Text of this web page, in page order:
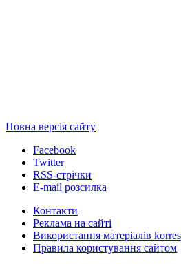
Повна версія сайту
Facebook
Twitter
RSS-стрічки
E-mail розсилка
Контакти
Реклама на сайті
Використання матеріалів
Правила користування сайтом